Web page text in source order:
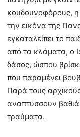
κουδουνοφόρους, η
την εικόνα της
εγκαταλείπει το
από τα κλάματα, ο
δάσος, ώσπου
που παραμένει
Παρά τους
αναπτύσσουν
τραύματα.